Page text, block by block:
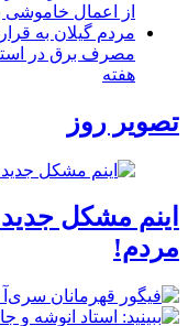
از اعمال
مردم گیلان به
مصرف برق در استان با پویش
هفته
تصویر روز
اینم مشکل
مردم!